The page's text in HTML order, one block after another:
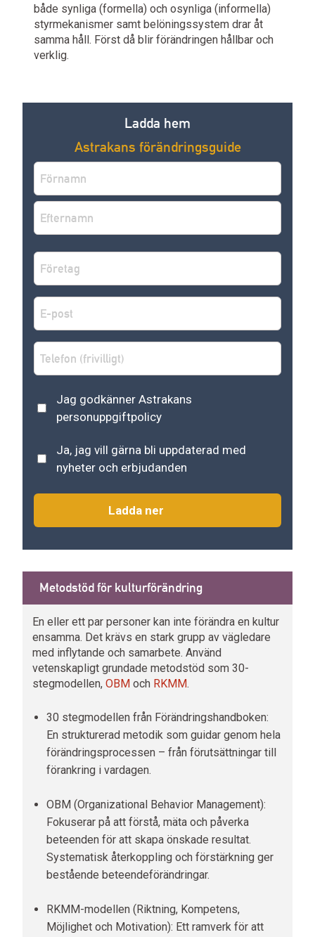
både synliga (formella) och osynliga (informella)
styrmekanismer samt belöningssystem drar åt
samma håll. Först då blir förändringen hållbar och
verklig.
Ladda hem
Astrakans förändringsguide
Namn
Förnamn
Efternamn
Företag
E-
post *
Telefon
Astrakans
personuppgiftspolicy
Jag godkänner Astrakans
personuppgiftpolicy
Nyhetsbrev
Ja, jag vill gärna bli uppdaterad med
nyheter och erbjudanden
Metodstöd för kulturförändring
En eller ett par personer kan inte förändra en kultur
ensamma. Det krävs en stark grupp av vägledare
med inflytande och samarbete. Använd
vetenskapligt grundade metodstöd som 30-
stegmodellen, OBM och RKMM.
30 stegmodellen från Förändringshandboken:
En strukturerad metodik som guidar genom hela
förändringsprocessen – från förutsättningar till
förankring i vardagen.
OBM (Organizational Behavior Management):
Fokuserar på att förstå, mäta och påverka
beteenden för att skapa önskade resultat.
Systematisk återkoppling och förstärkning ger
bestående beteendeförändringar.
RKMM-modellen (Riktning, Kompetens,
Möjlighet och Motivation): Ett ramverk för att